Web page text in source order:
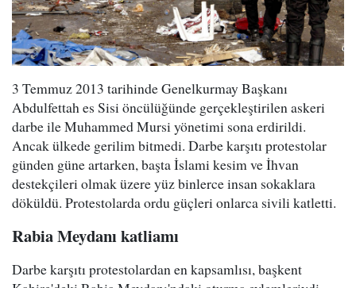
3 Temmuz 2013 tarihinde Genelkurmay Başkanı
Abdulfettah es Sisi öncülüğünde gerçekleştirilen askeri
darbe ile Muhammed Mursi yönetimi sona erdirildi.
Ancak ülkede gerilim bitmedi. Darbe karşıtı protestolar
günden güne artarken, başta İslami kesim ve İhvan
destekçileri olmak üzere yüz binlerce insan sokaklara
döküldü. Protestolarda ordu güçleri onlarca sivili katletti.
Rabia Meydanı katliamı
Darbe karşıtı protestolardan en kapsamlısı, başkent